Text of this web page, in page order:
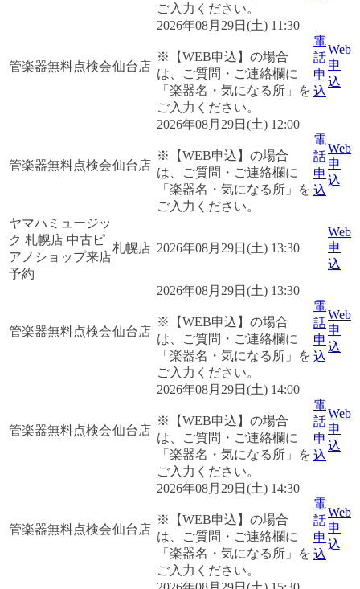
ご入力ください。
管楽器無料点検会仙台店
2026年08月29日(土) 11:30
※【WEB申込】の場合
は、ご質問・ご連絡欄に
「楽器名・気になる所」を
ご入力ください。
電
話
申
込
Web
申
込
管楽器無料点検会仙台店
2026年08月29日(土) 12:00
※【WEB申込】の場合
は、ご質問・ご連絡欄に
「楽器名・気になる所」を
ご入力ください。
電
話
申
込
Web
申
込
ヤマハミュージッ
ク 札幌店 中古ピ
アノショップ来店
予約
札幌店 2026年08月29日(土) 13:30
Web
申
込
管楽器無料点検会仙台店
2026年08月29日(土) 13:30
※【WEB申込】の場合
は、ご質問・ご連絡欄に
「楽器名・気になる所」を
ご入力ください。
電
話
申
込
Web
申
込
管楽器無料点検会仙台店
2026年08月29日(土) 14:00
※【WEB申込】の場合
は、ご質問・ご連絡欄に
「楽器名・気になる所」を
ご入力ください。
電
話
申
込
Web
申
込
管楽器無料点検会仙台店
2026年08月29日(土) 14:30
※【WEB申込】の場合
は、ご質問・ご連絡欄に
「楽器名・気になる所」を
ご入力ください。
電
話
申
込
Web
申
込